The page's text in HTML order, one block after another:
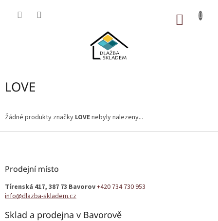
LOVE
Žádné produkty značky LOVEnebyly nalezeny...
Z
Prodejní místo
Tírenská 417, 387 73 Bavorov+420 734 730 953
info@dlazba-skladem.cz
Sklad a prodejna v Bavorově